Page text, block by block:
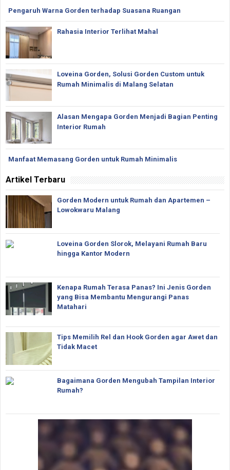
Pengaruh Warna Gorden terhadap Suasana Ruangan
Rahasia Interior Terlihat Mahal
Loveina Gorden, Solusi Gorden Custom untuk
Rumah Minimalis di Malang Selatan
Alasan Mengapa Gorden Menjadi Bagian Penting
Interior Rumah
Manfaat Memasang Gorden untuk Rumah Minimalis
Artikel Terbaru
Gorden Modern untuk Rumah dan Apartemen –
Lowokwaru Malang
Loveina Gorden Slorok, Melayani Rumah Baru
hingga Kantor Modern
Kenapa Rumah Terasa Panas? Ini Jenis Gorden
yang Bisa Membantu Mengurangi Panas
Matahari
Tips Memilih Rel dan Hook Gorden agar Awet dan
Tidak Macet
Bagaimana Gorden Mengubah Tampilan Interior
Rumah?